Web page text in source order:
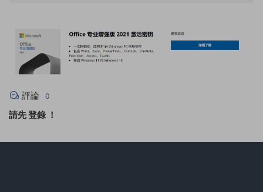
評論 0
請先登錄 ！